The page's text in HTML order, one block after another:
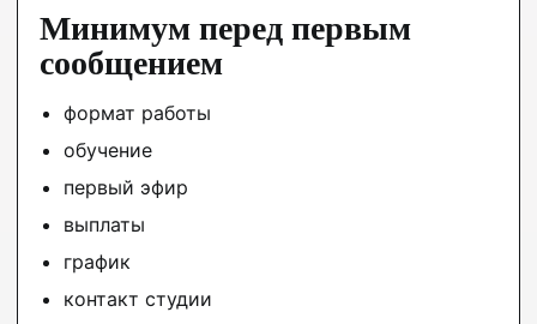
Минимум перед первым
сообщением
формат работы
обучение
первый эфир
выплаты
график
контакт студии